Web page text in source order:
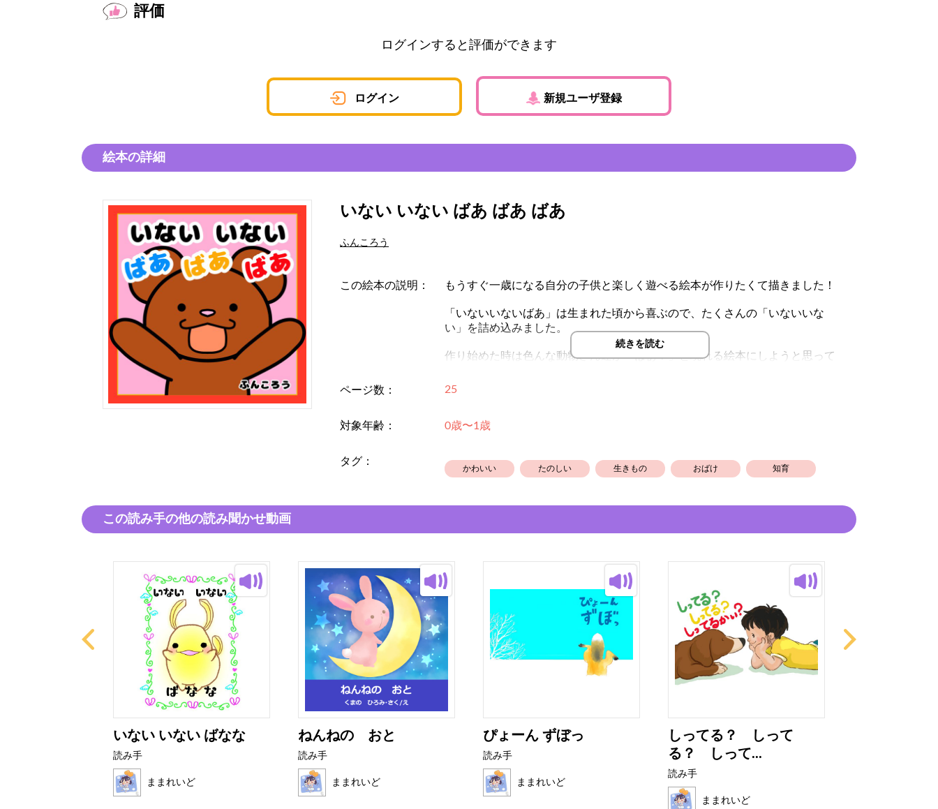
評価
ログインすると評価ができます
ログイン 新規ユーザ登録
絵本の詳細
いない いない ばあ ばあ ばあ
ふんころう
この絵本の説明： もうすぐ一歳になる自分の子供と楽しく遊べる絵本が作りたくて描きました！
「いないいないばあ」は生まれた頃から喜ぶので、たくさんの「いないいな
い」を詰め込みました。
作り始めた時は色んな動物さん達が「ばぁ！」と現れる絵本にしようと思って
だけです…笑
ると嬉しいです。
続きを読む
ページ数： 25
対象年齢： 0歳〜1歳
タグ：
かわいい たのしい 生きもの おばけ 知育
この読み手の他の読み聞かせ動画
いない いない ばなな
読み手
ままれいど
ねんねの おと
読み手
ままれいど
ぴょーん ずぼっ
読み手
ままれいど
しってる？ しって
る？ しって...
読み手
ままれいど